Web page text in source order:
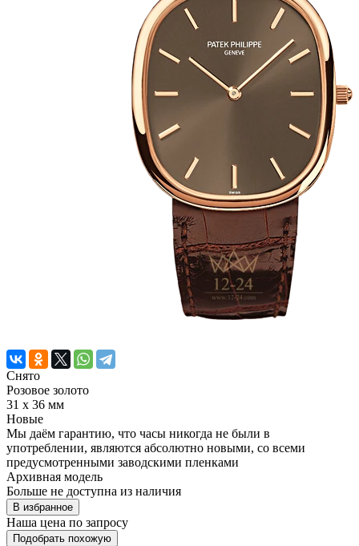
Снято
Розовое золото
31 х 36 мм
Новые
Мы даём гарантию, что часы никогда не были в
употреблении, являются абсолютно новыми, со всеми
предусмотренными заводскими пленками
Архивная модель
Больше не доступна из наличия
В избранное
Наша цена по запросу
Подобрать похожую